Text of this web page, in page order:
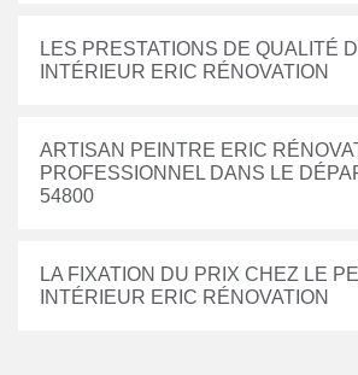
LES PRESTATIONS DE QUALITÉ
INTÉRIEUR ERIC RÉNOVATION
ARTISAN PEINTRE ERIC
PROFESSIONNEL DANS LE
54800
LA FIXATION DU PRIX CHEZ LE
INTÉRIEUR ERIC RÉNOVATION